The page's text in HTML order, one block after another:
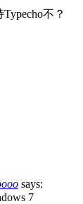
不？
says: